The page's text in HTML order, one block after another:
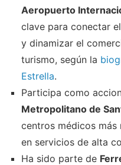
Aeropuerto
clave para conectar
y dinamizar el
turismo, según la
Estrella.
Participa como
Metropolitano de
centros médicos
en servicios de alta
Ha sido parte de